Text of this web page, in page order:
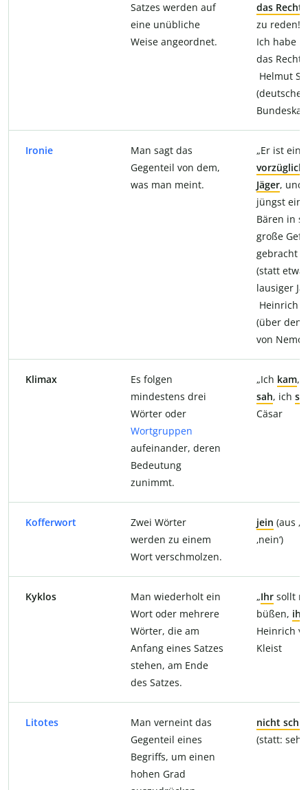
Satzes werden auf
eine unübliche
Weise angeordnet.
das Recht
zu reden!“
Ich habe
das Recht)
Helmut
(deutscher
Ironie
Man sagt das
Gegenteil von dem,
was man meint.
„Er ist ein
Jäger, und
jüngst
Bären in
große
gebracht
(statt etwa:
lausiger
Heinrich
(über den
von
Klimax
Es folgen
mindestens drei
Wörter oder
Wortgruppen
aufeinander, deren
Bedeutung
zunimmt.
„Ich kam,
sah, ich
Cäsar
Kofferwort
Zwei Wörter
werden zu einem
Wort verschmolzen.
jein (aus
‚nein‘)
Kyklos
Man wiederholt ein
Wort oder mehrere
Wörter, die am
Anfang eines Satzes
stehen, am Ende
des Satzes.
„Ihr sollt
büßen, ihr
Heinrich
Kleist
Litotes
Man verneint das
Gegenteil eines
Begriffs, um einen
hohen Grad
nicht
(statt: